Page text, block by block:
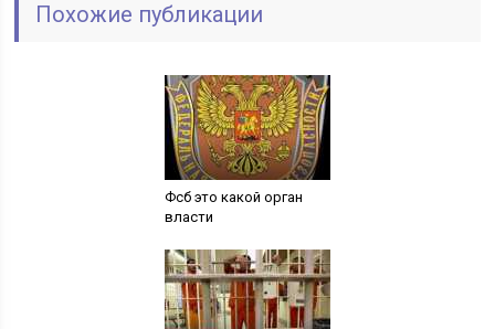
Похожие публикации
Фсб это какой орган
власти